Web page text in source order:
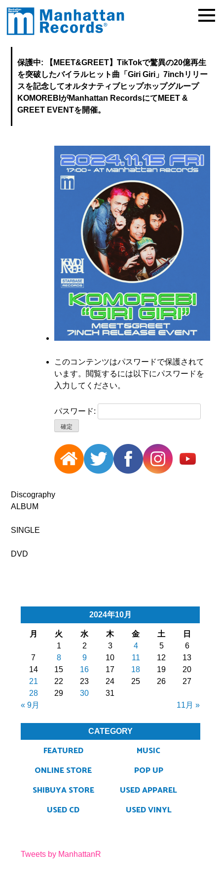
保護中: 【MEET&GREET】TikTokで驚異の20億再生
を突破したバイラルヒット曲「Giri Giri」7inchリリー
スを記念してオルタナティブヒップホップグループ
KOMOREBIがManhattan RecordsにてMEET &
GREET EVENTを開催。
このコンテンツはパスワードで保護されて
います。閲覧するには以下にパスワードを
入力してください。
パスワード:
Discography
ALBUM
SINGLE
DVD
2024年10月
月 火 水 木 金 土 日
« 9月 11月 »
1 2 3 4 5
6
7
8 9 10 11 12
13
14
15 16 17 18 19
20
21
22 23 24 25 26
27
28
29 30 31
CATEGORY
FEATURED
MUSIC
ONLINE STORE
POP UP
SHIBUYA STORE
USED APPAREL
USED CD
USED VINYL
Tweets by ManhattanR